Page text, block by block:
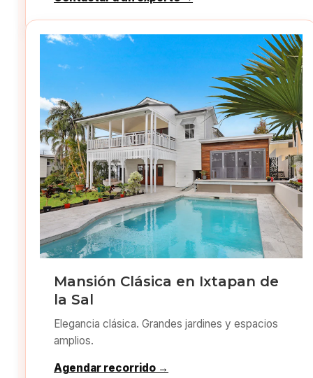
Mansión Clásica en Ixtapan de
la Sal
Elegancia clásica. Grandes jardines y espacios
amplios.
Agendar recorrido →